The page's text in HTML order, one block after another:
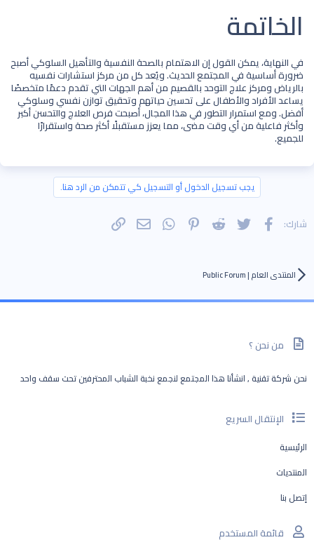
الخاتمة​
في النهاية، يمكن القول إن الاهتمام بالصحة النفسية والتأهيل السلوكي أصبح
ضرورة أساسية في المجتمع الحديث. ويُعد كل منمركز استشارات نفسيه
بالرياضومركز علاج التوحد بالقصيممن أهم الجهات التي تقدم دعمًا متخصصًا
يساعد الأفراد والأطفال على تحسين حياتهم وتحقيق توازن نفسي وسلوكي
أفضل. ومع استمرار التطور في هذا المجال، أصبحت فرص العلاج والتحسن أكبر
وأكثر فاعلية من أي وقت مضى، مما يعزز مستقبلًا أكثر صحة واستقرارًا
للجميع.
يجب تسجيل الدخول أو التسجيل كي تتمكن من الرد هنا.
شارك: فيسبوك تويتر Reddit
Pinterest
WhatsAppالبريد الإلكتروني
المنتدى العام | Public Forum
من نحن ؟
نحن شركة تقنية , انشأنا هذا المجتمع لنجمع نخبة الشباب المحترفين تحت سقف واحد
الإنتقال السريع
الرئيسية
المنتديات
إتصل بنا
قائمة المستخدم